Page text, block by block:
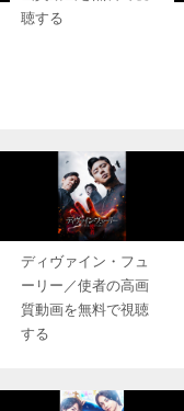
聴する
ディヴァイン・フュ
ーリー／使者の高画
質動画を無料で視聴
する